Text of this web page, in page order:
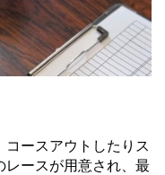
ースアウトしたりス
レースが用意され、最